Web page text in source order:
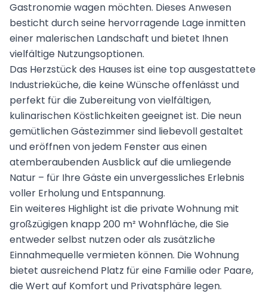
Gastronomie wagen möchten. Dieses Anwesen
besticht durch seine hervorragende Lage inmitten
einer malerischen Landschaft und bietet Ihnen
vielfältige Nutzungsoptionen.
Das Herzstück des Hauses ist eine top ausgestattete
Industrieküche, die keine Wünsche offenlässt und
perfekt für die Zubereitung von vielfältigen,
kulinarischen Köstlichkeiten geeignet ist. Die neun
gemütlichen Gästezimmer sind liebevoll gestaltet
und eröffnen von jedem Fenster aus einen
atemberaubenden Ausblick auf die umliegende
Natur – für Ihre Gäste ein unvergessliches Erlebnis
voller Erholung und Entspannung.
Ein weiteres Highlight ist die private Wohnung mit
großzügigen knapp 200 m² Wohnfläche, die Sie
entweder selbst nutzen oder als zusätzliche
Einnahmequelle vermieten können. Die Wohnung
bietet ausreichend Platz für eine Familie oder Paare,
die Wert auf Komfort und Privatsphäre legen.